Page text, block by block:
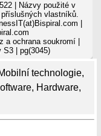
technologie,
, Hardware,
| Názvy použité v
vlastníků.
|
a ochrana soukromí|
S3 | pg(3045)